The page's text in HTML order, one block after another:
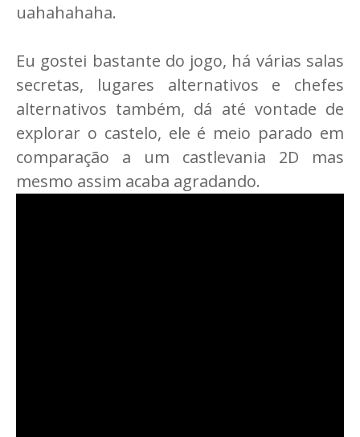
uahahahaha.
Eu gostei bastante do jogo, há várias salas
secretas, lugares alternativos e chefes
alternativos também, dá até vontade de
explorar o castelo, ele é meio parado em
comparação a um castlevania 2D mas
mesmo assim acaba agradando.